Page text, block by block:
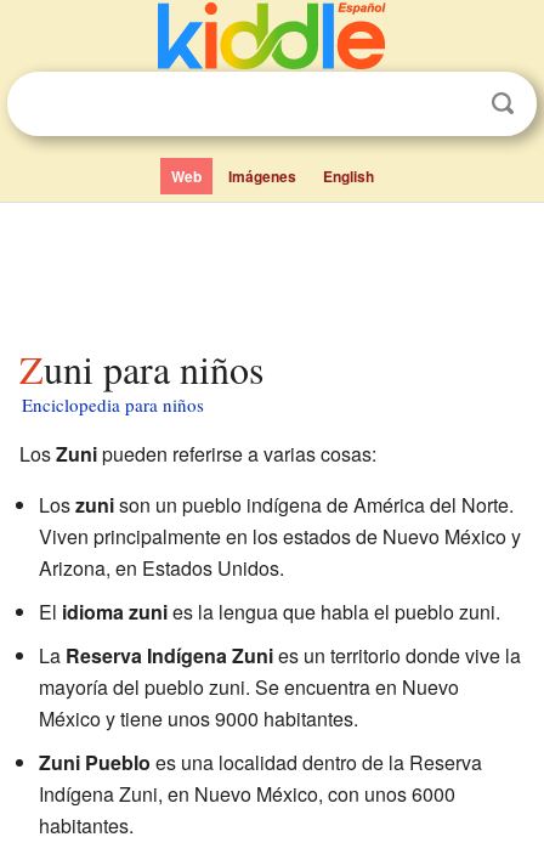
Web Imágenes English
Zuni para niños
Enciclopedia para niños
LosZunipueden referirse a varias cosas:
Loszunison un pueblo indígena de América del Norte.
Viven principalmente en los estados de Nuevo México y
Arizona, en Estados Unidos.
El idioma zunies la lengua que habla el pueblo zuni.
La Reserva Indígena Zunies un territorio donde vive la
mayoría del pueblo zuni. Se encuentra en Nuevo
México y tiene unos 9000 habitantes.
Zuni Pueblo es una localidad dentro de la Reserva
Indígena Zuni, en Nuevo México, con unos 6000
habitantes.